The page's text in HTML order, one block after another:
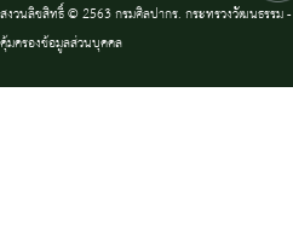
สงวนลิขสิทธิ์ © 2563 กรมศิลปากร. กระทรวงวัฒนธรรม -
คุ้มครองข้อมูลส่วนบุคคล